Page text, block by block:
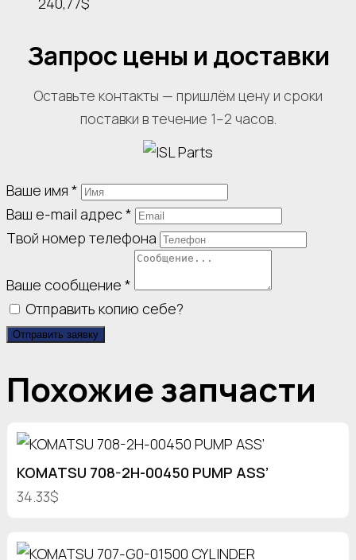
Запрос цены и доставки
Оставьте контакты — пришлём цену и сроки
поставки в течение 1–2 часов.
Ваше имя *
Ваш e-mail адрес*
Твой номер телефона
Ваше сообщение *
Отправить копию себе?
Отправить заявку
Похожие запчасти
KOMATSU 708-2H-00450 PUMP ASS’
34.33$